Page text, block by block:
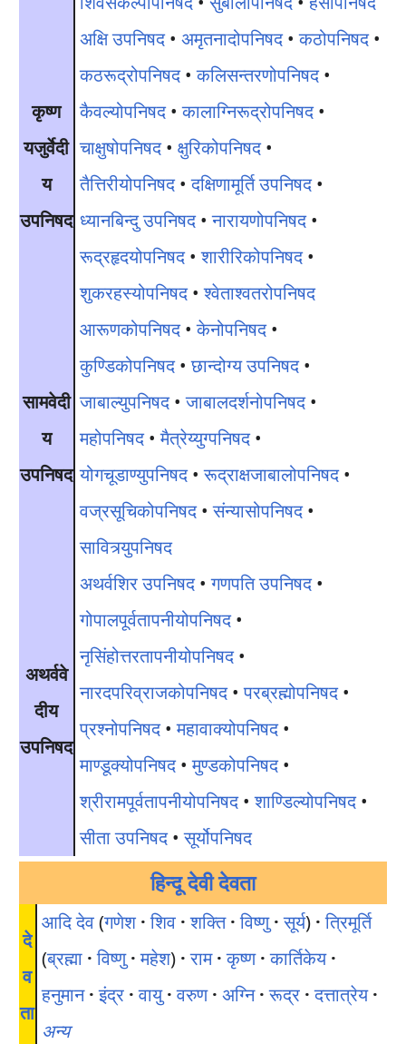
कृष्ण
यजुर्वेदी
य
उपनिषद
अक्षि उपनिषद• अमृतनादोपनिषद•कठोपनिषद•
कठरूद्रोपनिषद•कलिसन्तरणोपनिषद•
कैवल्योपनिषद•कालाग्निरूद्रोपनिषद•
चाक्षुषोपनिषद• क्षुरिकोपनिषद•
तैत्तिरीयोपनिषद•दक्षिणामूर्ति उपनिषद•
ध्यानबिन्दु उपनिषद•नारायणोपनिषद•
रूद्रहृदयोपनिषद•शारीरिकोपनिषद•
शुकरहस्योपनिषद•श्वेताश्वतरोपनिषद
सामवेदी
य
उपनिषद
आरूणकोपनिषद•केनोपनिषद•
कुण्डिकोपनिषद•छान्दोग्य उपनिषद•
जाबाल्युपनिषद•जाबालदर्शनोपनिषद•
महोपनिषद•मैत्रेय्युग्पनिषद•
योगचूडाण्युपनिषद•रूद्राक्षजाबालोपनिषद•
वज्रसूचिकोपनिषद•संन्यासोपनिषद•
सावित्र्युपनिषद
अथर्ववे
दीय
उपनिषद
अथर्वशिर उपनिषद•गणपति उपनिषद•
गोपालपूर्वतापनीयोपनिषद•
नृसिंहोत्तरतापनीयोपनिषद•
नारदपरिव्राजकोपनिषद•परब्रह्मोपनिषद•
प्रश्नोपनिषद•महावाक्योपनिषद•
माण्डूक्योपनिषद•मुण्डकोपनिषद•
श्रीरामपूर्वतापनीयोपनिषद•शाण्डिल्योपनिषद•
सीता उपनिषद•सूर्योपनिषद
हिन्दू देवी देवता
दे
व
ता
आदि देव(गणेश · शिव · शक्ति · विष्णु · सूर्य) · त्रिमूर्ति
(ब्रह्मा · विष्णु · महेश) · राम · कृष्ण · कार्तिकेय ·
हनुमान · इंद्र · वायु · वरुण · अग्नि · रूद्र · दत्तात्रेय ·
अन्य